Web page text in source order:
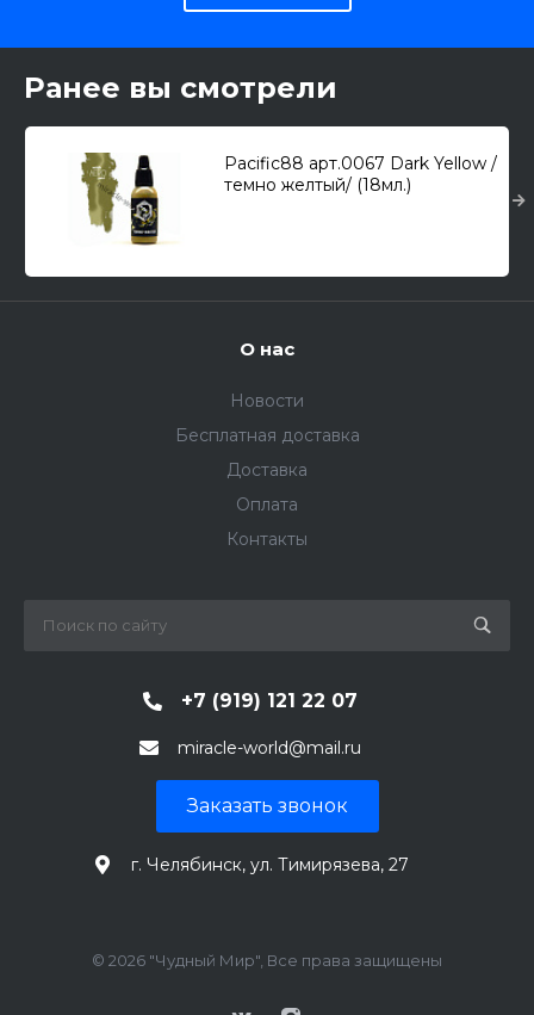
Ранее вы смотрели
Pacific88 арт.0067 Dark Yellow /
темно желтый/ (18мл.)
О нас
Новости
Бесплатная доставка
Доставка
Оплата
Контакты
+7 (919) 121 22 07
miracle-world@mail.ru
Заказать звонок
г. Челябинск, ул. Тимирязева, 27
© 2026 "Чудный Мир", Все права защищены